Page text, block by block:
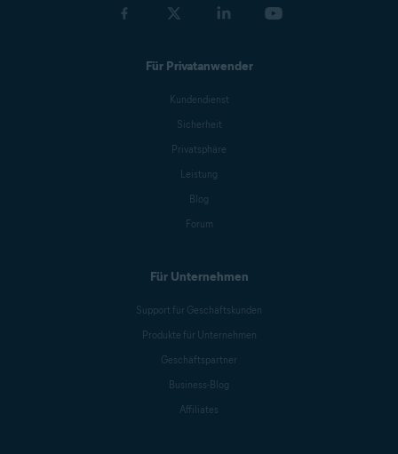
Für Privatanwender
Kundendienst
Sicherheit
Privatsphäre
Leistung
Blog
Forum
Für Unternehmen
Support für Geschäftskunden
Produkte für Unternehmen
Geschäftspartner
Business-Blog
Affiliates